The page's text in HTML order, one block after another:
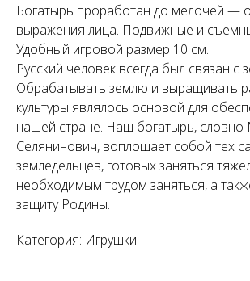
Богатырь проработан до мелочей —
выражения лица. Подвижные и
Удобный игровой размер 10 см.
Русский человек всегда был связан с
Обрабатывать землю и выращивать
культуры являлось основой для
нашей стране. Наш богатырь, словно
Селянинович, воплощает собой тех
земледельцев, готовых заняться
необходимым трудом заняться, а
защиту Родины.
Категория: Игрушки